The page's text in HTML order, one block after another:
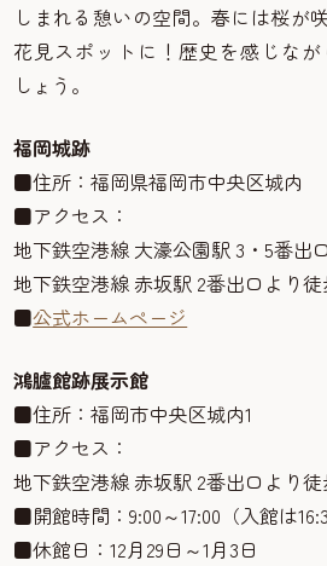
しまれる憩いの空間。春には桜が
花見スポットに！歴史を感じな
しょう。
福岡城跡
■住所：福岡県福岡市中央区城内
■アクセス：
地下鉄空港線 大濠公園駅 3・5番出
地下鉄空港線 赤坂駅 2番出口より徒
■公式ホームページ
鴻臚館跡展示館
■住所：福岡市中央区城内1
■アクセス：
地下鉄空港線 赤坂駅 2番出口より徒
■開館時間：9:00～17:00（入館は
■休館日：12月29日～1月3日